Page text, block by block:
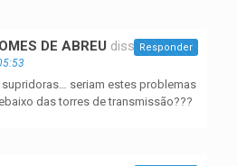
DE ABREU disse:
seriam estes problemas
das torres de transmissão???
Responder